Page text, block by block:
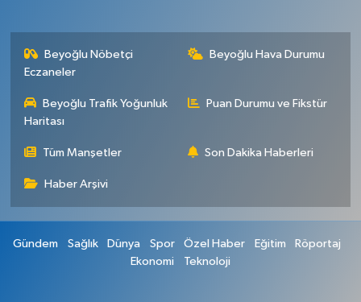
Beyoğlu Nöbetçi
Eczaneler
Beyoğlu Hava Durumu
Beyoğlu Trafik Yoğunluk
Haritası
Puan Durumu ve Fikstür
Tüm Manşetler Son Dakika Haberleri
Haber Arşivi
Gündem Sağlık Dünya Spor Özel Haber Eğitim
Röportaj
Ekonomi
Teknoloji